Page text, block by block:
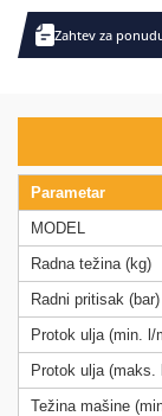
Zahtev za
Parametar
MODEL
Radna težina (kg)
Radni pritisak (bar)
Protok ulja (min. l/
Protok ulja (maks.
Težina mašine